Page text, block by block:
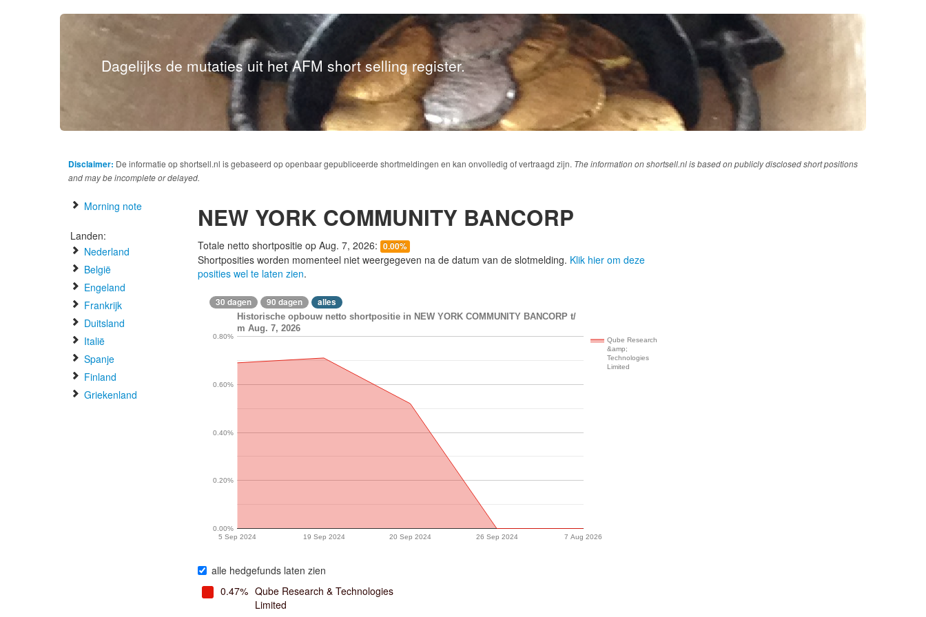
Dagelijks de mutaties uit het AFM short selling register.
Disclaimer: De informatie op shortsell.nl is gebaseerd op openbaar gepubliceerde shortmeldingen en kan onvolledig of vertraagd zijn. The information on shortsell.nl is based on publicly disclosed short positions
and may be incomplete or delayed.
Morning note
Landen:
Nederland
België
Engeland
Frankrijk
Duitsland
Italië
Spanje
Finland
Griekenland
NEW YORK COMMUNITY BANCORP
Totale netto shortpositie op Aug. 7, 2026: 0.00%
Shortposities worden momenteel niet weergegeven na de datum van de slotmelding. Klik hier om deze
posities wel te laten zien.
30 dagen 90 dagen alles
Historische opbouw netto shortpositie in NEW YORK COMMUNITY BANCORP t/
m Aug. 7, 2026
Qube Research
&amp;
Technologies
Limited
5 Sep 2024 19 Sep 2024 20 Sep 2024 26 Sep 2024 7 Aug 2026
0.00%
0.20%
0.40%
0.60%
0.80%
alle hedgefunds laten zien
0.47% Qube Research & Technologies
Limited